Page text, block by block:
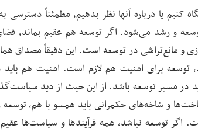
کنیم یا درباره آنها نظر بدهیم، مطمئناً
و رشد می‌شود. اگر توسعه هم عقیم بماند،
و مانع‌تراشی در توسعه است. این دقیقاً مصداق
برای امنیت هم لازم است. امنیت هم
در مسیر توسعه باشد. از این حیث از دید
و شاخه‌های حکمرانی باید همسو با هم، توسعه
اگر توسعه نباشد، همه فرآیندها و سیاست‌ها